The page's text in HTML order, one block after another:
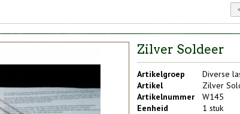
Zilver Soldeer
Artikelgroep
Diverse
Artikel
Zilver
Artikelnummer
W145
Eenheid
1 stuk